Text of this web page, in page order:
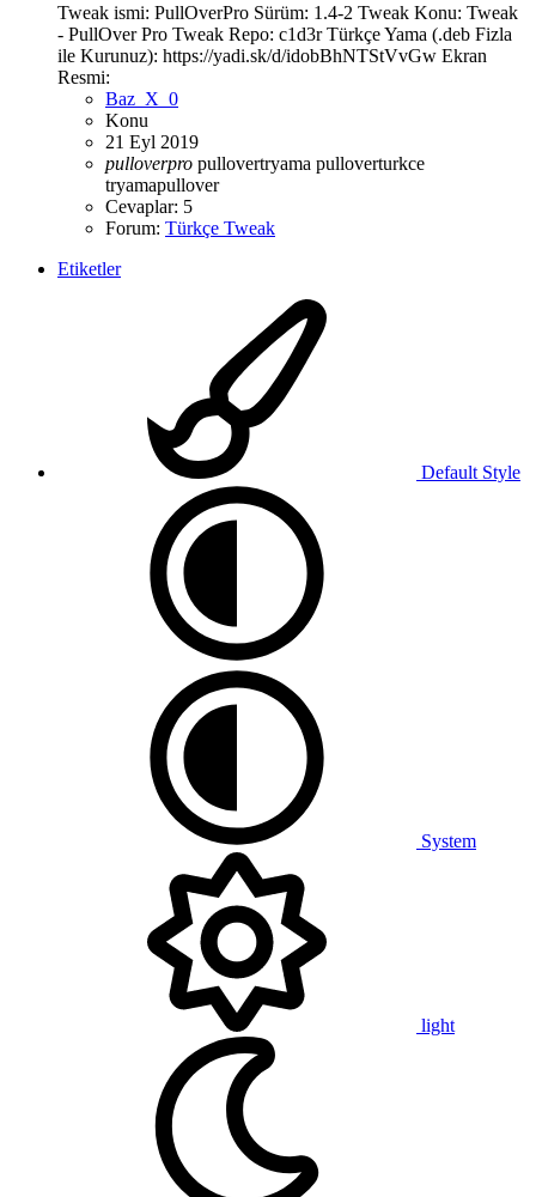
Tweak ismi: PullOverPro Sürüm: 1.4-2 Tweak Konu: Tweak
- PullOver Pro Tweak Repo: c1d3r Türkçe Yama (.deb Fizla
ile Kurunuz): https://yadi.sk/d/idobBhNTStVvGw Ekran
Resmi:
Baz_X_0
Konu
21 Eyl 2019
pulloverpro pullovertryama pulloverturkce
tryamapullover
Cevaplar: 5
Forum: Türkçe Tweak
Etiketler
Default Style
System
light